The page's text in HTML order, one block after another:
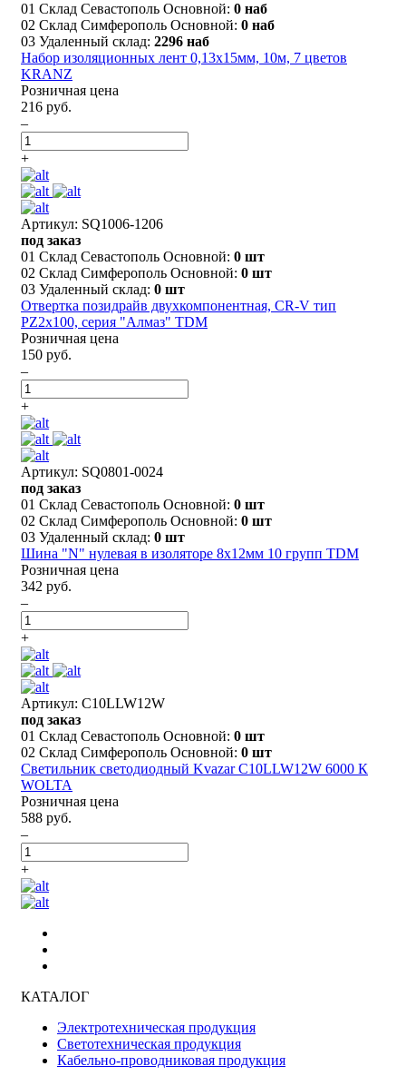
01 Склад Севастополь Основной: 0 наб
02 Склад Симферополь Основной: 0 наб
03 Удаленный склад: 2296 наб
Набор изоляционных лент 0,13х15мм, 10м, 7 цветов
KRANZ
Розничная цена
216 руб.
–
+
Артикул: SQ1006-1206
под заказ
01 Склад Севастополь Основной: 0 шт
02 Склад Симферополь Основной: 0 шт
03 Удаленный склад: 0 шт
Отвертка позидрайв двухкомпонентная, CR-V тип
PZ2x100, серия "Алмаз" TDM
Розничная цена
150 руб.
–
+
Артикул: SQ0801-0024
под заказ
01 Склад Севастополь Основной: 0 шт
02 Склад Симферополь Основной: 0 шт
03 Удаленный склад: 0 шт
Шина "N" нулевая в изоляторе 8х12мм 10 групп TDM
Розничная цена
342 руб.
–
+
Артикул: C10LLW12W
под заказ
01 Склад Севастополь Основной: 0 шт
02 Склад Симферополь Основной: 0 шт
Светильник светодиодный Kvazar C10LLW12W 6000 К
WOLTA
Розничная цена
588 руб.
–
+
КАТАЛОГ
Электротехническая продукция
Светотехническая продукция
Кабельно-проводниковая продукция